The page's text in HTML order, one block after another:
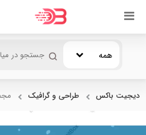
همه
دیجیت باکس طراحی و گرافیک